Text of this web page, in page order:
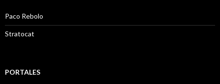
Paco Rebolo
Stratocat
PORTALES